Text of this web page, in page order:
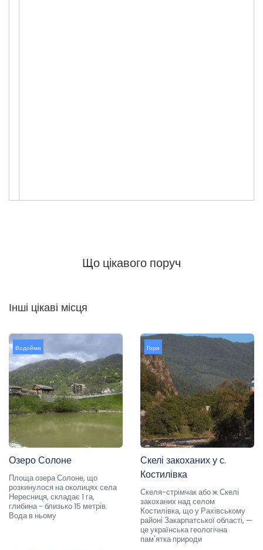
Що цікавого поруч
Інші цікаві місця
Водойми
Озеро Солоне
Площа озера Солоне, що
розкинулося на околицях села
Нересниця, складає 1 га,
глибина - близько 15 метрів.
Вода в ньому
Гори
Скелі закоханих у с.
Костилівка
Скеля-стрімчак або ж Скелі
закоханих над селом
Костилівка, що у Рахівському
районі Закарпатської області, —
це українська геологічна
пам'ятка природи